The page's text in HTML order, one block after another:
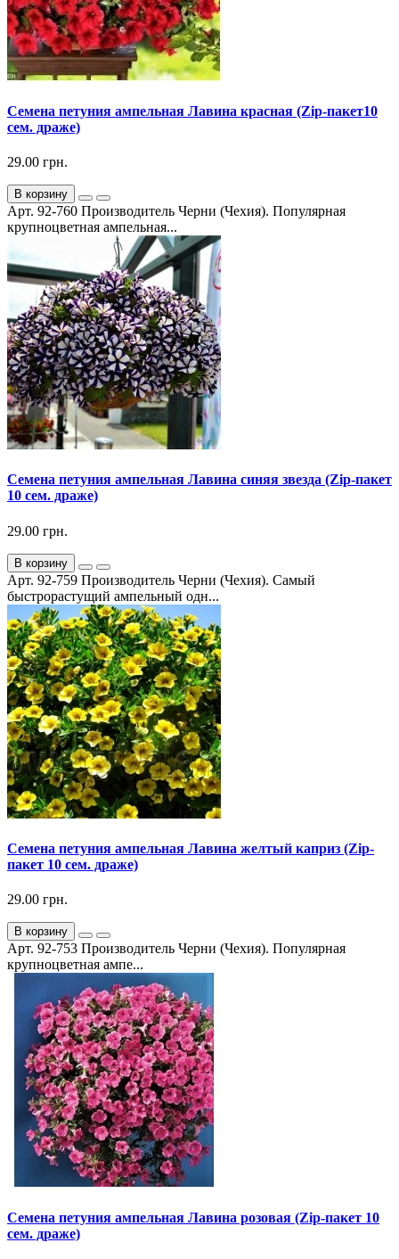
Семена петуния ампельная Лавина красная (Zip-пакет10
сем. драже)
29.00 грн.
В корзину
Арт. 92-760 Производитель Черни (Чехия). Популярная
крупноцветная ампельная...
Семена петуния ампельная Лавина синяя звезда (Zip-пакет
10 сем. драже)
29.00 грн.
В корзину
Арт. 92-759 Производитель Черни (Чехия). Самый
быстрорастущий ампельный одн...
Семена петуния ампельная Лавина желтый каприз (Zip-
пакет 10 сем. драже)
29.00 грн.
В корзину
Арт. 92-753 Производитель Черни (Чехия). Популярная
крупноцветная ампе...
Семена петуния ампельная Лавина розовая (Zip-пакет 10
сем. драже)